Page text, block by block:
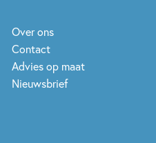
Over ons
Contact
Advies op maat
Nieuwsbrief